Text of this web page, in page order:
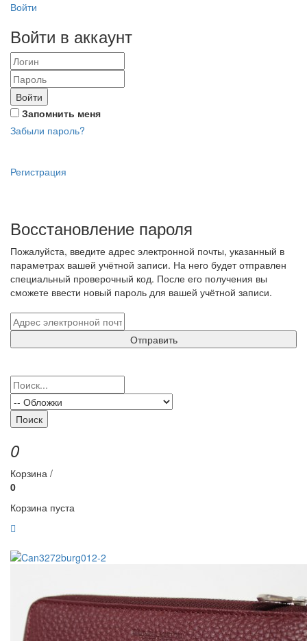
Войти
Войти в аккаунт
Войти
Запомнить меня
Забыли пароль?
Регистрация
Восстановление пароля
Пожалуйста, введите адрес электронной почты, указанный в
параметрах вашей учётной записи. На него будет отправлен
специальный проверочный код. После его получения вы
сможете ввести новый пароль для вашей учётной записи.
Отправить
Поиск
0
Корзина /
0
Корзина пуста